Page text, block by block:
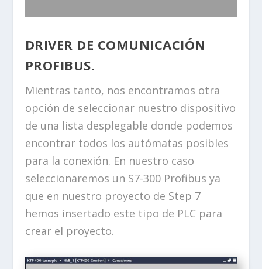
DRIVER DE COMUNICACIÓN
PROFIBUS.
Mientras tanto, nos encontramos otra
opción de seleccionar nuestro dispositivo
de una lista desplegable donde podemos
encontrar todos los autómatas posibles
para la conexión. En nuestro caso
seleccionaremos un S7-300 Profibus ya
que en nuestro proyecto de Step 7
hemos insertado este tipo de PLC para
crear el proyecto.